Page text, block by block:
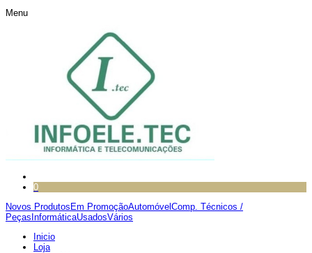
Menu
0
Novos Produtos Em PromoçãoAutomóvel Comp. Técnicos /
Peças InformáticaUsadosVários
Inicio
Loja